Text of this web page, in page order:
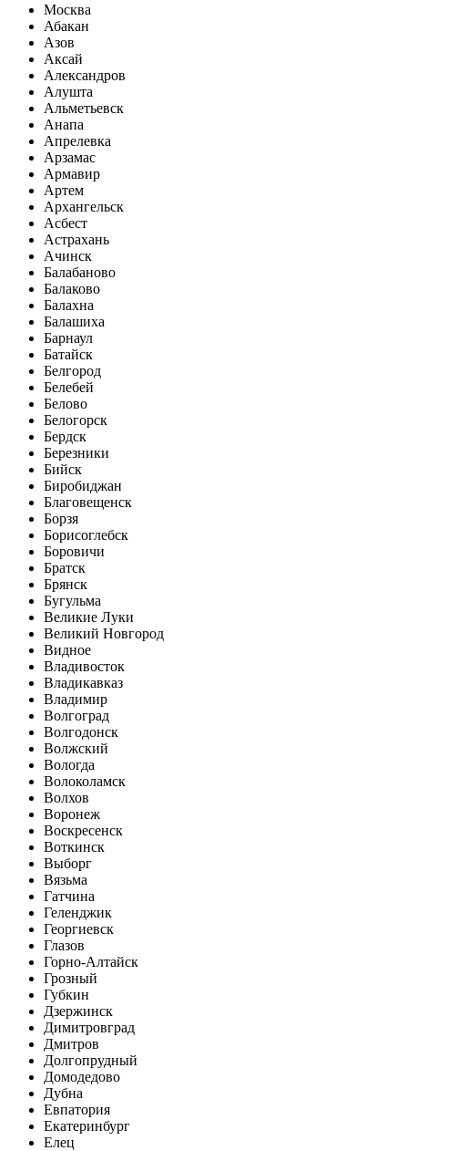
Москва
Абакан
Азов
Аксай
Александров
Алушта
Альметьевск
Анапа
Апрелевка
Арзамас
Армавир
Артем
Архангельск
Асбест
Астрахань
Ачинск
Балабаново
Балаково
Балахна
Балашиха
Барнаул
Батайск
Белгород
Белебей
Белово
Белогорск
Бердск
Березники
Бийск
Биробиджан
Благовещенск
Борзя
Борисоглебск
Боровичи
Братск
Брянск
Бугульма
Великие Луки
Великий Новгород
Видное
Владивосток
Владикавказ
Владимир
Волгоград
Волгодонск
Волжский
Вологда
Волоколамск
Волхов
Воронеж
Воскресенск
Воткинск
Выборг
Вязьма
Гатчина
Геленджик
Георгиевск
Глазов
Горно-Алтайск
Грозный
Губкин
Дзержинск
Димитровград
Дмитров
Долгопрудный
Домодедово
Дубна
Евпатория
Екатеринбург
Елец